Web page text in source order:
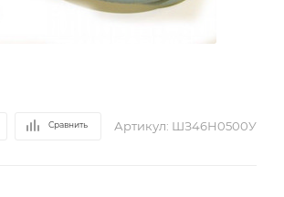
Сравнить Артикул: ШЗ46Н0500У